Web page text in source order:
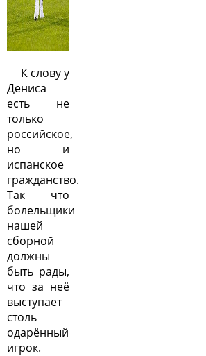
К слову у
Дениса
есть не
только
российское,
но и
испанское
гражданство.
Так что
болельщики
нашей
сборной
должны
быть рады,
что за неё
выступает
столь
одарённый
игрок.